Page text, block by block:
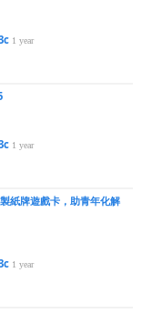
1 year
1 year
紙牌遊戲卡，助青年化解
1 year